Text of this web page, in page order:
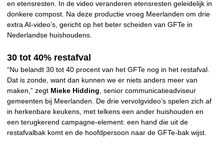
en etensresten. In de video veranderen etensresten geleidelijk in
donkere compost. Na deze productie vroeg Meerlanden om drie
extra AI-video’s, gericht op het beter scheiden van GFTe in
Nederlandse huishoudens.
30 tot 40% restafval
“Nu belandt 30 tot 40 procent van het GFTe nog in het restafval.
Dat is zonde, want dan kunnen we er niets anders meer van
maken,” zegt Mieke Hidding , senior communicatieadviseur
gemeenten bij Meerlanden. De drie vervolgvideo’s spelen zich af
in herkenbare keukens, met telkens een ander huishouden en
een terugkerend campagne-element: een hand die uit de
restafvalbak komt en de hoofdpersoon naar de GFTe-bak wijst.